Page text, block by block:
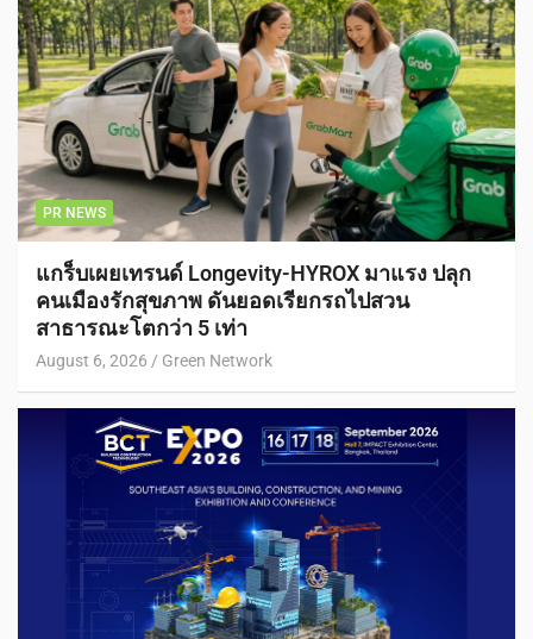
PR NEWS
แกร็บเผยเทรนด์ Longevity-HYROX มาแรง ปลุก
คนเมืองรักสุขภาพ ดันยอดเรียกรถไปสวน
สาธารณะโตกว่า 5 เท่า
August 6, 2026 Green Network